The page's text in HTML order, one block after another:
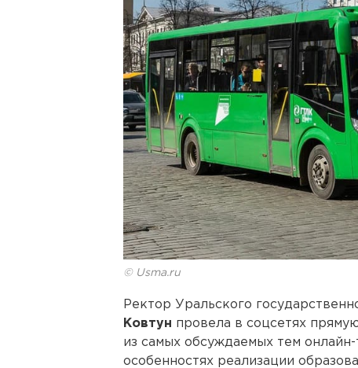
© Usma.ru
Ректор Уральского
Ковтун провела в соцсетях
из самых обсуждаемых тем
особенностях реализации